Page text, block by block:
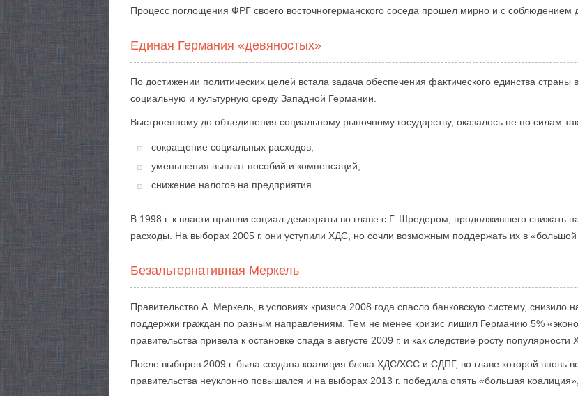
Процесс поглощения ФРГ своего восточногерманского соседа прошел мирно и с соблюдением
Единая Германия «девяностых»
По достижении политических целей встала задача обеспечения фактического единства
социальную и культурную среду Западной Германии.
Выстроенному до объединения социальному рыночному государству, оказалось не по силам
сокращение социальных расходов;
уменьшения выплат пособий и компенсаций;
снижение налогов на предприятия.
В 1998 г. к власти пришли социал-демократы во главе с Г. Шредером, продолжившего снижать
расходы. На выборах 2005 г. они уступили ХДС, но сочли возможным поддержать их в «большой
Безальтернативная Меркель
Правительство А. Меркель, в условиях кризиса 2008 года спасло банковскую систему, снизило
поддержки граждан по разным направлениям. Тем не менее кризис лишил Германию 5%
правительства привела к остановке спада в августе 2009 г. и как следствие росту
После выборов 2009 г. была создана коалиция блока ХДС/ХСС и СДПГ, во главе которой вновь
правительства неуклонно повышался и на выборах 2013 г. победила опять «большая